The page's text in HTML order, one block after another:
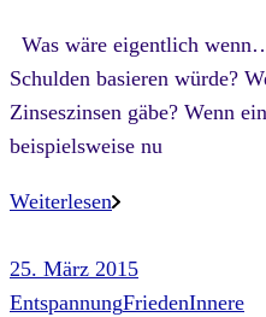
Was wäre eigentlich
Schulden basieren würde?
Zinseszinsen gäbe? Wenn
beispielsweise nu
Weiterlesen
25. März 2015
EntspannungFriedenInnere